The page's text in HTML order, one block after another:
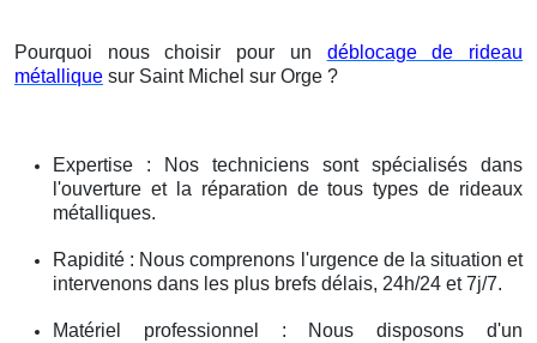
Pourquoi nous choisir pour un déblocage de rideau
métallique sur Saint Michel sur Orge ?
Expertise : Nos techniciens sont spécialisés dans
l'ouverture et la réparation de tous types de rideaux
métalliques.
Rapidité : Nous comprenons l'urgence de la situation et
intervenons dans les plus brefs délais, 24h/24 et 7j/7.
Matériel professionnel : Nous disposons d'un